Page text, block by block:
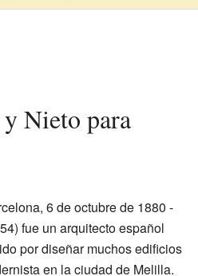
6 de octubre de 1880 -
fue un arquitecto español
por diseñar muchos edificios
en la ciudad de Melilla.